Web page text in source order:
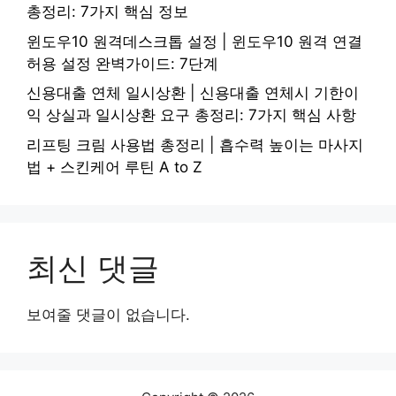
총정리: 7가지 핵심 정보
윈도우10 원격데스크톱 설정 | 윈도우10 원격 연결
허용 설정 완벽가이드: 7단계
신용대출 연체 일시상환 | 신용대출 연체시 기한이
익 상실과 일시상환 요구 총정리: 7가지 핵심 사항
리프팅 크림 사용법 총정리 | 흡수력 높이는 마사지
법 + 스킨케어 루틴 A to Z
최신 댓글
보여줄 댓글이 없습니다.